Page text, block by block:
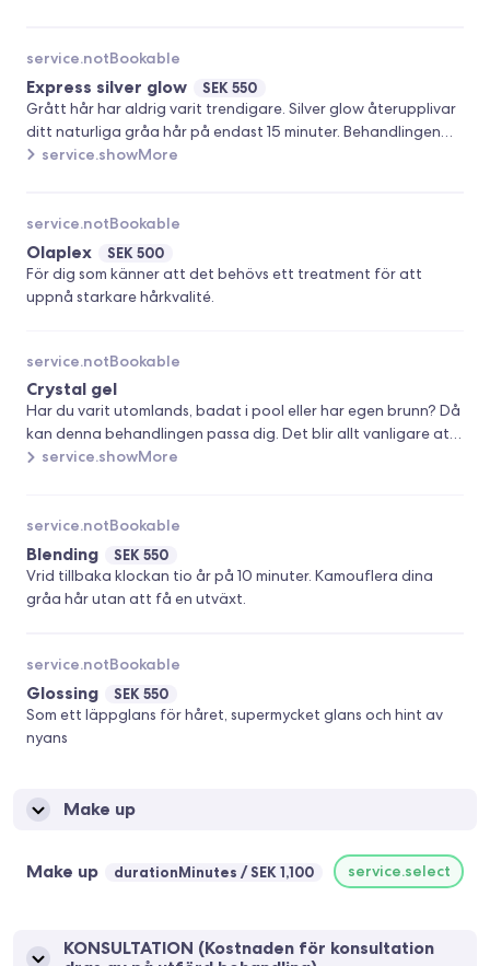
Express silver glow SEK 550
service.notBookable
Grått hår har aldrig varit trendigare. Silver glow återupplivar
ditt naturliga gråa hår på endast 15 minuter. Behandlingen
ger glans och fylligare känsla samt neutraliserar oönskade
service.showMore
Olaplex SEK 500
service.notBookable
För dig som känner att det behövs ett treatment för att
uppnå starkare hårkvalité.
Crystal gel
service.notBookable
Har du varit utomlands, badat i pool eller har egen brunn? Då
kan denna behandlingen passa dig. Det blir allt vanligare att
vi träffar kunder med hår som både är missfärgade och sköra.
samband med färgning/blekning och hårets bindningar
påverkas. Det som behövs för att motverka är en rensning
innan din behandling för att vi ska få de bästa
förutsättningarna att nå dina förväntningar.
service.showMore
Blending SEK 550
service.notBookable
Vrid tillbaka klockan tio år på 10 minuter. Kamouflera dina
gråa hår utan att få en utväxt.
Glossing SEK 550
service.notBookable
Som ett läppglans för håret, supermycket glans och hint av
nyans
Make up
Make up durationMinutes SEK 1,100 service.select
KONSULTATION (Kostnaden för konsultation